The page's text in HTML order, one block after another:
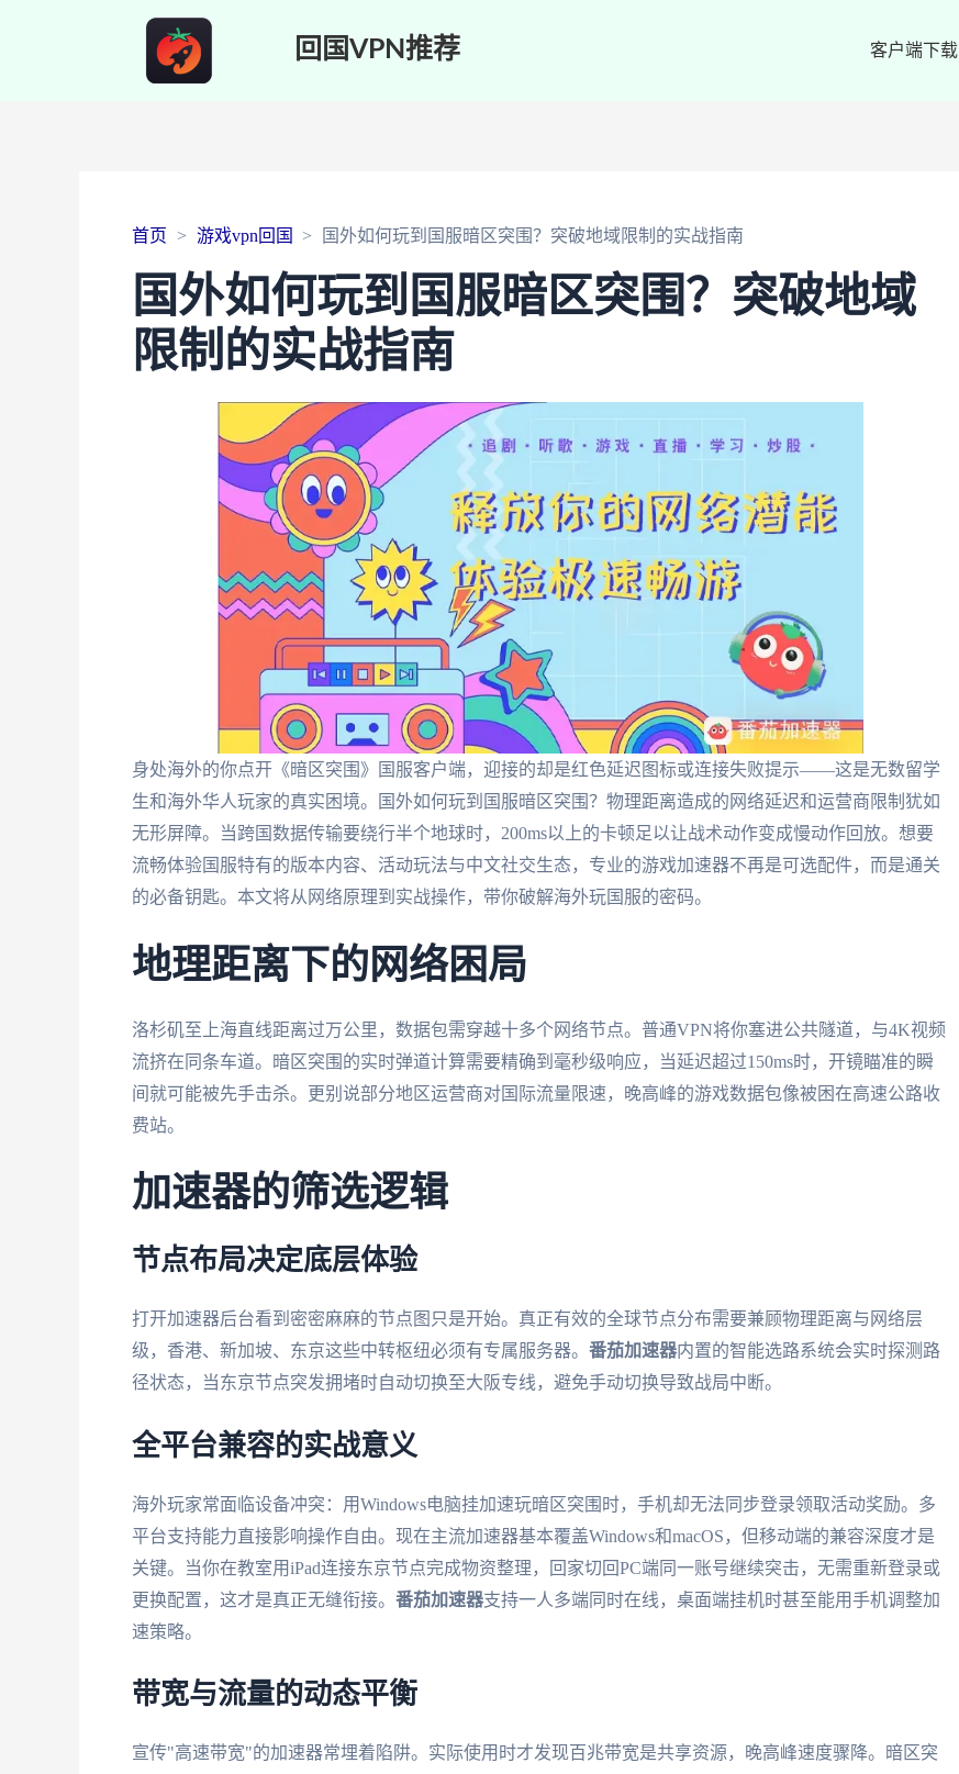
回国VPN推荐 客户端下载
首页 游戏vpn回国 国外如何玩到国服暗区突围？突破地域限制的实战指南
国外如何玩到国服暗区突围？突破地域
限制的实战指南
身处海外的你点开《暗区突围》国服客户端，迎接的却是红色延迟图标或连接失败提示——这是无数留学
生和海外华人玩家的真实困境。国外如何玩到国服暗区突围？物理距离造成的网络延迟和运营商限制犹如
无形屏障。当跨国数据传输要绕行半个地球时，200ms以上的卡顿足以让战术动作变成慢动作回放。想要
流畅体验国服特有的版本内容、活动玩法与中文社交生态，专业的游戏加速器不再是可选配件，而是通关
的必备钥匙。本文将从网络原理到实战操作，带你破解海外玩国服的密码。
地理距离下的网络困局
洛杉矶至上海直线距离过万公里，数据包需穿越十多个网络节点。普通VPN将你塞进公共隧道，与4K视频
流挤在同条车道。暗区突围的实时弹道计算需要精确到毫秒级响应，当延迟超过150ms时，开镜瞄准的瞬
间就可能被先手击杀。更别说部分地区运营商对国际流量限速，晚高峰的游戏数据包像被困在高速公路收
费站。
加速器的筛选逻辑
节点布局决定底层体验
打开加速器后台看到密密麻麻的节点图只是开始。真正有效的全球节点分布需要兼顾物理距离与网络层
级，香港、新加坡、东京这些中转枢纽必须有专属服务器。 番茄加速器内置的智能选路系统会实时探测路
径状态，当东京节点突发拥堵时自动切换至大阪专线，避免手动切换导致战局中断。
全平台兼容的实战意义
海外玩家常面临设备冲突：用Windows电脑挂加速玩暗区突围时，手机却无法同步登录领取活动奖励。多
平台支持能力直接影响操作自由。现在主流加速器基本覆盖Windows和macOS，但移动端的兼容深度才是
关键。当你在教室用iPad连接东京节点完成物资整理，回家切回PC端同一账号继续突击，无需重新登录或
更换配置，这才是真正无缝衔接。 番茄加速器支持一人多端同时在线，桌面端挂机时甚至能用手机调整加
速策略。
带宽与流量的动态平衡
宣传"高速带宽"的加速器常埋着陷阱。实际使用时才发现百兆带宽是共享资源，晚高峰速度骤降。暗区突